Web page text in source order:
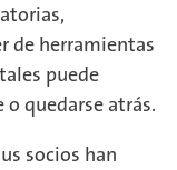
de herramientas
puede
quedarse atrás.
socios han